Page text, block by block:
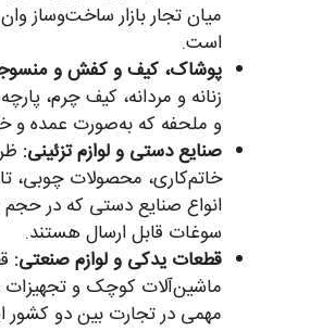
میان تجار بازار ساخت‌وساز
است.
پوشاک، کیف و کفش و
زنانه و مردانه، کیف چرم،
و ملحفه که به‌صورت عمده و
صنایع دستی و لوازم تزئینی:
خاتم‌کاری، محصولات چوبی،
انواع صنایع دستی که در
سوغات قابل ارسال هستند.
قطعات یدکی و لوازم صنعتی:
ماشین‌آلات کوچک و
مهمی در تجارت بین دو کشور